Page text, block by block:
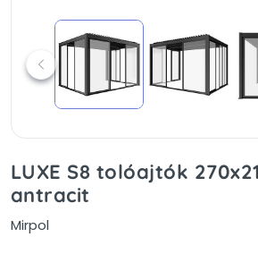
LUXE S8 tolóajtók
antracit
Mirpol